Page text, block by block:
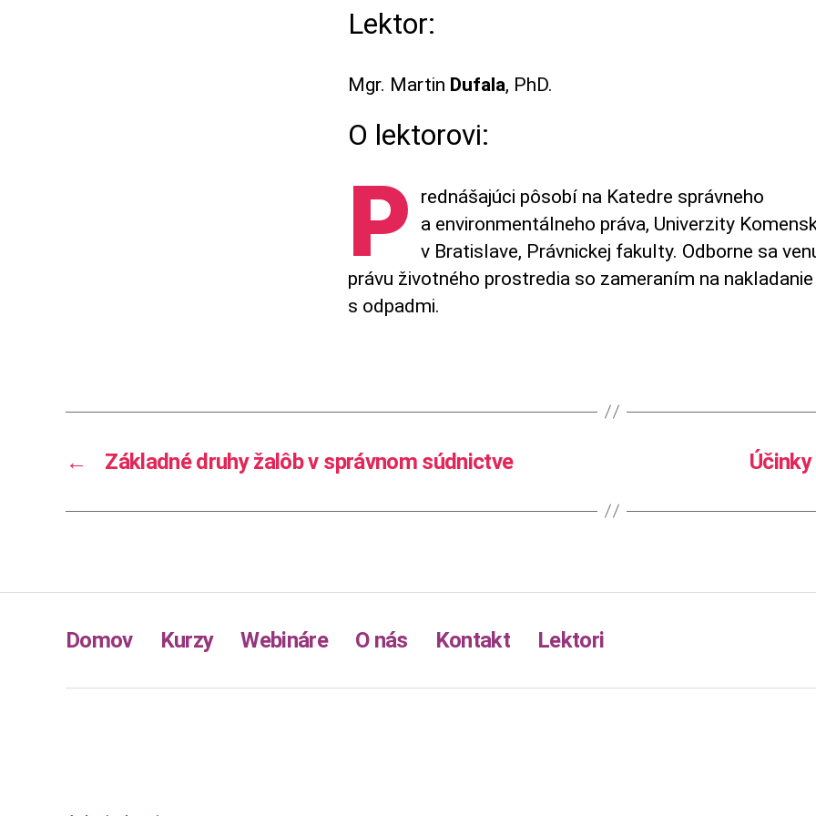
Lektor:
Mgr. Martin Dufala, PhD.
O lektorovi:
P
rednášajúci pôsobí na Katedre správneho
a environmentálneho práva, Univerzity
v Bratislave, Právnickej fakulty. Odborne sa
právu životného prostredia so zameraním na nakladanie
s odpadmi.
← Základné druhy žalôb v správnom súdnictve
Domov Kurzy Webináre O nás Kontakt Lektori